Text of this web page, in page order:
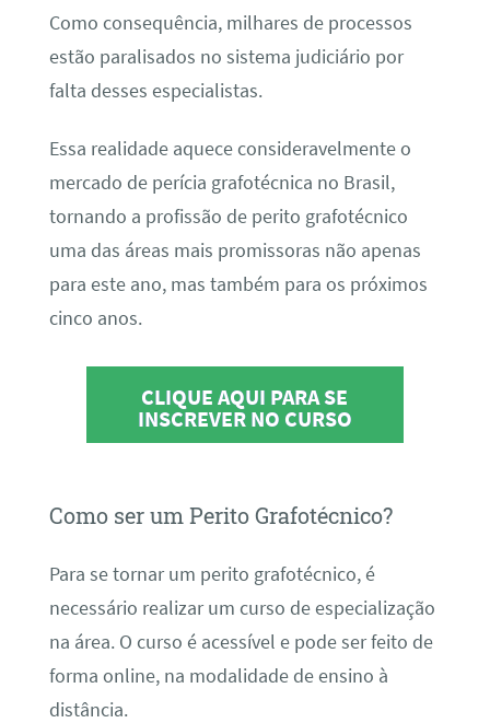
Como consequência, milhares de processos
estão paralisados no sistema judiciário por
falta desses especialistas.
Essa realidade aquece consideravelmente o
mercado de perícia grafotécnica no Brasil,
tornando a profissão de perito grafotécnico
uma das áreas mais promissoras não apenas
para este ano, mas também para os próximos
cinco anos.
CLIQUE AQUI PARA SE
INSCREVER NO CURSO
Como ser um Perito Grafotécnico?
Para se tornar um perito grafotécnico, é
necessário realizar um curso de especialização
na área. O curso é acessível e pode ser feito de
forma online, na modalidade de ensino à
distância.